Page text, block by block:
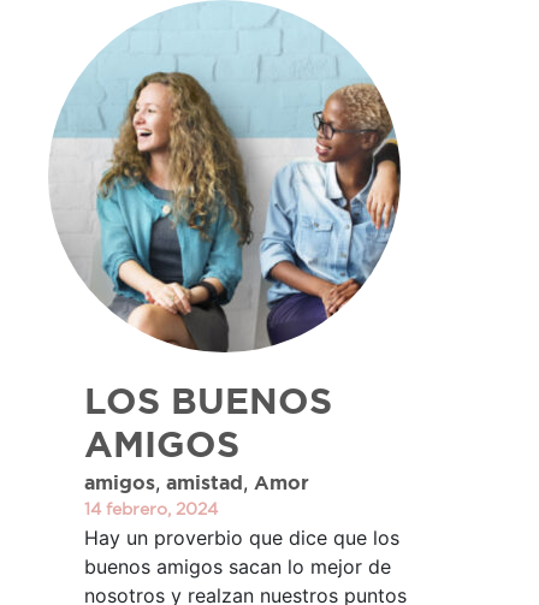
LOS BUENOS
AMIGOS
amigos, amistad , Amor
14 febrero, 2024
Hay un proverbio que dice que los
buenos amigos sacan lo mejor de
nosotros y realzan nuestros puntos